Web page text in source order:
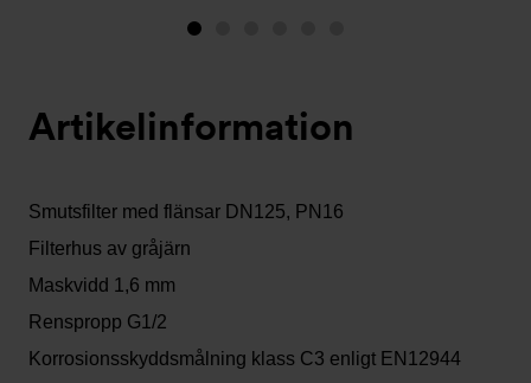
Bild
nu)
Artikelinformation
Smutsfilter med flänsar DN125, PN16
Filterhus av gråjärn
Maskvidd 1,6 mm
Renspropp G1/2
Korrosionsskyddsmålning klass C3 enligt EN12944